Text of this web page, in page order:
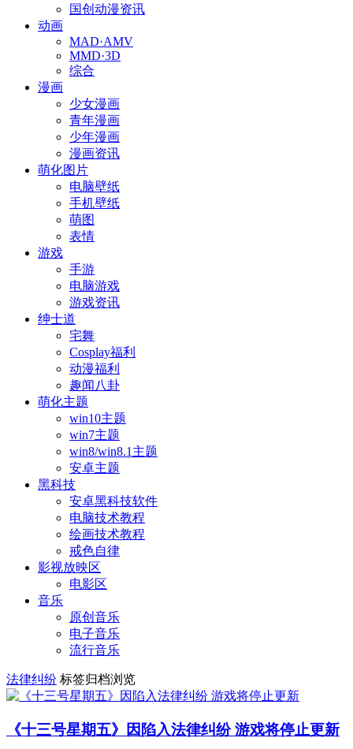
国创动漫资讯
动画
MAD·AMV
MMD·3D
综合
漫画
少女漫画
青年漫画
少年漫画
漫画资讯
萌化图片
电脑壁纸
手机壁纸
萌图
表情
游戏
手游
电脑游戏
游戏资讯
绅士道
宅舞
Cosplay福利
动漫福利
趣闻八卦
萌化主题
win10主题
win7主题
win8/win8.1主题
安卓主题
黑科技
安卓黑科技软件
电脑技术教程
绘画技术教程
戒色自律
影视放映区
电影区
音乐
原创音乐
电子音乐
流行音乐
法律纠纷 标签归档浏览
《十三号星期五》因陷入法律纠纷 游戏将停止更新